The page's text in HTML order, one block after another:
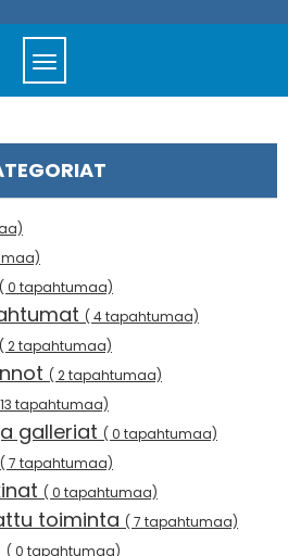
( 0 tapahtumaa)
( 4 tapahtumaa)
( 2 tapahtumaa)
( 2 tapahtumaa)
tapahtumaa)
galleriat ( 0 tapahtumaa)
( 7 tapahtumaa)
( 0 tapahtumaa)
toiminta ( 7 tapahtumaa)
( 0 tapahtumaa)